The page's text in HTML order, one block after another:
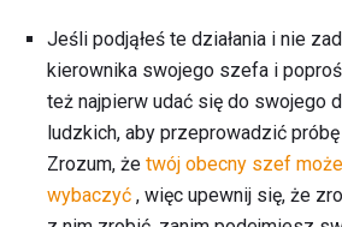
Jeśli podjąłeś te działania i nie
kierownika swojego szefa i
też najpierw udać się do swojego
ludzkich, aby przeprowadzić
Zrozum, że twój obecny szef
wybaczyć , więc upewnij się, że